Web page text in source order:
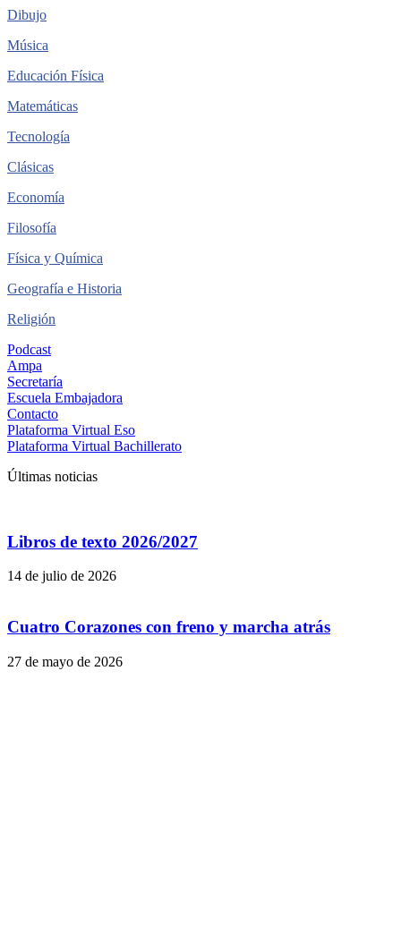
Dibujo
Música
Educación Física
Matemáticas
Tecnología
Clásicas
Economía
Filosofía
Física y Química
Geografía e Historia
Religión
Podcast
Ampa
Secretaría
Escuela Embajadora
Contacto
Plataforma Virtual Eso
Plataforma Virtual Bachillerato
Últimas noticias
Libros de texto 2026/2027
14 de julio de 2026
Cuatro Corazones con freno y marcha atrás
27 de mayo de 2026